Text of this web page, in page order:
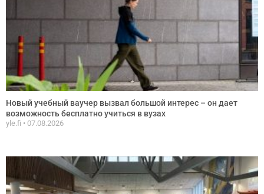
Новый учебный ваучер вызвал большой интерес – он дает
возможность бесплатно учиться в вузах
yle.fi 07.08.2026